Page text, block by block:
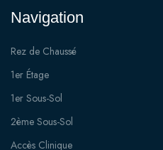
Navigation
Rez de Chaussé
1er Étage
1er Sous-Sol
2ème Sous-Sol
Accès Clinique